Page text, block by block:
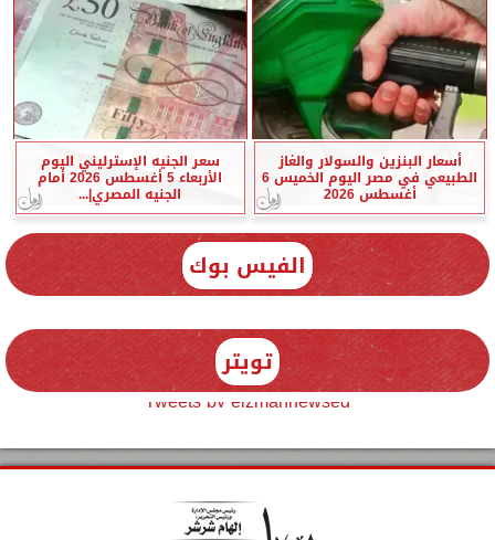
أسعار البنزين والسولار والغاز
الطبيعي في مصر اليوم الخميس 6
أغسطس 2026
سعر الجنيه الإسترليني اليوم
الأربعاء 5 أغسطس 2026 أمام
الجنيه المصري|...
الفيس بوك
تويتر
Tweets by elzmannewseg